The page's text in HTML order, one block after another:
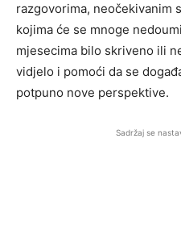
razgovorima, neočekivanim
kojima će se mnoge
mjesecima bilo skriveno ili
vidjelo i pomoći da se
potpuno nove perspektive.
Sadržaj se